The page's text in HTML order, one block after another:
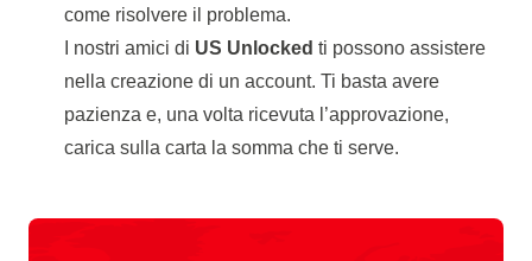
come risolvere il problema.
I nostri amici di US Unlocked ti possono assistere
nella creazione di un account. Ti basta avere
pazienza e, una volta ricevuta l’approvazione,
carica sulla carta la somma che ti serve.